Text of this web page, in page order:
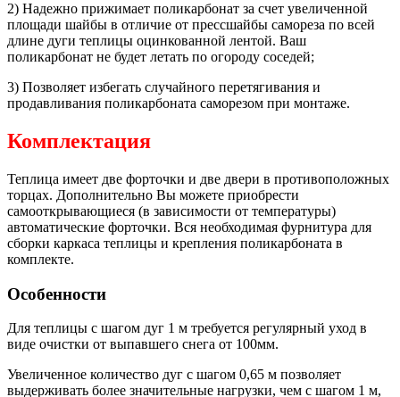
2) Надежно прижимает поликарбонат за счет увеличенной
площади шайбы в отличие от прессшайбы самореза по всей
длине дуги теплицы оцинкованной лентой. Ваш
поликарбонат не будет летать по огороду соседей;
3) Позволяет избегать случайного перетягивания и
продавливания поликарбоната саморезом при монтаже.
Комплектация
Теплица имеет две форточки и две двери в противоположных
торцах. Дополнительно Вы можете приобрести
самооткрывающиеся (в зависимости от температуры)
автоматические форточки. Вся необходимая фурнитура для
сборки каркаса теплицы и крепления поликарбоната в
комплекте.
Особенности
Для теплицы с шагом дуг 1 м требуется регулярный уход в
виде очистки от выпавшего снега от 100мм.
Увеличенное количество дуг с шагом 0,65 м позволяет
выдерживать более значительные нагрузки, чем с шагом 1 м,